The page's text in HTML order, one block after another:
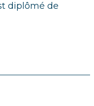
diplômé de